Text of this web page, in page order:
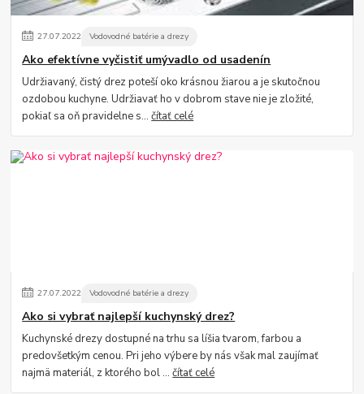
27.07.2022 Vodovodné batérie a drezy
Ako efektívne vyčistiť umývadlo od usadenín
Udržiavaný, čistý drez poteší oko krásnou žiarou a je skutočnou
ozdobou kuchyne. Udržiavať ho v dobrom stave nie je zložité,
pokiaľ sa oň pravidelne s...čítať celé
27.07.2022 Vodovodné batérie a drezy
Ako si vybrať najlepší kuchynský drez?
Kuchynské drezy dostupné na trhu sa líšia tvarom, farbou a
predovšetkým cenou. Pri jeho výbere by nás však mal zaujímať
najmä materiál, z ktorého bol ...čítať celé